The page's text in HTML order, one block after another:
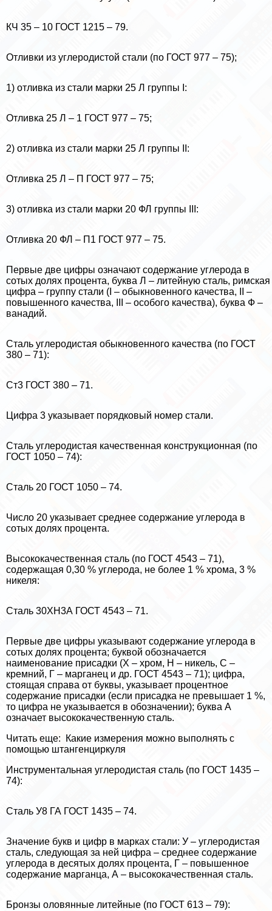
КЧ 35 – 10 ГОСТ 1215 – 79.
Отливки из углеродистой стали (по ГОСТ 977 – 75);
1) отливка из стали марки 25 Л группы I:
Отливка 25 Л – 1 ГОСТ 977 – 75;
2) отливка из стали марки 25 Л группы II:
Отливка 25 Л – П ГОСТ 977 – 75;
3) отливка из стали марки 20 ФЛ группы III:
Отливка 20 ФЛ – П1 ГОСТ 977 – 75.
Первые две цифры означают содержание углерода в
сотых долях процента, буква Л – литейную сталь, римская
цифра – группу стали (I – обыкновенного качества, II –
повышенного качества, III – особого качества), буква Ф –
ванадий.
Сталь углеродистая обыкновенного качества (по ГОСТ
380 – 71):
Ст3 ГОСТ 380 – 71.
Цифра 3 указывает порядковый номер стали.
Сталь углеродистая качественная конструкционная (по
ГОСТ 1050 – 74):
Сталь 20 ГОСТ 1050 – 74.
Число 20 указывает среднее содержание углерода в
сотых долях процента.
Высококачественная сталь (по ГОСТ 4543 – 71),
содержащая 0,30 % углерода, не более 1 % хрома, 3 %
никеля:
Сталь 30ХН3А ГОСТ 4543 – 71.
Первые две цифры указывают содержание углерода в
сотых долях процента; буквой обозначается
наименование присадки (X – хром, Н – никель, С –
кремний, Г – марганец и др. ГОСТ 4543 – 71); цифра,
стоящая справа от буквы, указывает процентное
содержание присадки (если присадка не превышает 1 %,
то цифра не указывается в обозначении); буква А
означает высококачественную сталь.
Читать еще:
Какие измерения можно выполнять с
помощью штангенциркуля
Инструментальная углеродистая сталь (по ГОСТ 1435 –
74):
Сталь У8 ГА ГОСТ 1435 – 74.
Значение букв и цифр в марках стали: У – углеродистая
сталь, следующая за ней цифра – среднее содержание
углерода в десятых долях процента, Г – повышенное
содержание марганца, А – высококачественная сталь.
Бронзы оловянные литейные (по ГОСТ 613 – 79):